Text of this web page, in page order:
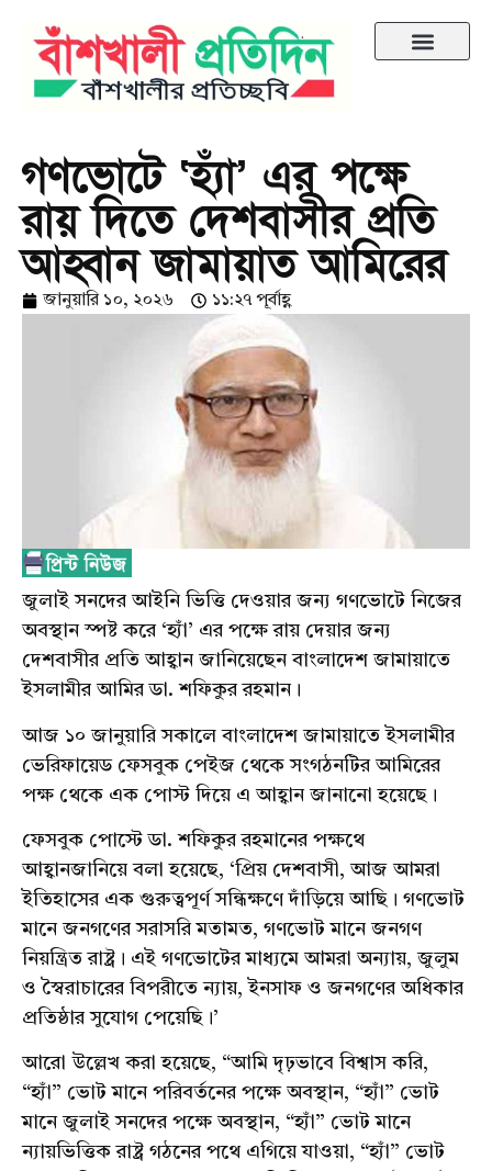
গণভোটে ‘হ্যাঁ’ এর পক্ষে
রায় দিতে দেশবাসীর প্রতি
আহ্বান জামায়াত আমিরের
জানুয়ারি ১০, ২০২৬ ১১:২৭ পূর্বাহ্ণ
জুলাই সনদের আইনি ভিত্তি দেওয়ার জন্য গণভোটে নিজের
অবস্থান স্পষ্ট করে ‘হ্যাঁ’ এর পক্ষে রায় দেয়ার জন্য
দেশবাসীর প্রতি আহ্বান জানিয়েছেন বাংলাদেশ জামায়াতে
ইসলামীর আমির ডা. শফিকুর রহমান।
আজ ১০ জানুয়ারি সকালে বাংলাদেশ জামায়াতে ইসলামীর
ভেরিফায়েড ফেসবুক পেইজ থেকে সংগঠনটির আমিরের
পক্ষ থেকে এক পোস্ট দিয়ে এ আহ্বান জানানো হয়েছে।
ফেসবুক পোস্টে ডা. শফিকুর রহমানের পক্ষথে
আহ্বানজানিয়ে বলা হয়েছে, ‘প্রিয় দেশবাসী, আজ আমরা
ইতিহাসের এক গুরুত্বপূর্ণ সন্ধিক্ষণে দাঁড়িয়ে আছি। গণভোট
মানে জনগণের সরাসরি মতামত, গণভোট মানে জনগণ
নিয়ন্ত্রিত রাষ্ট্র। এই গণভোটের মাধ্যমে আমরা অন্যায়, জুলুম
ও স্বৈরাচারের বিপরীতে ন্যায়, ইনসাফ ও জনগণের অধিকার
প্রতিষ্ঠার সুযোগ পেয়েছি।’
আরো উল্লেখ করা হয়েছে, “আমি দৃঢ়ভাবে বিশ্বাস করি,
“হ্যাঁ” ভোট মানে পরিবর্তনের পক্ষে অবস্থান, “হ্যাঁ” ভোট
মানে জুলাই সনদের পক্ষে অবস্থান, “হ্যাঁ” ভোট মানে
ন্যায়ভিত্তিক রাষ্ট্র গঠনের পথে এগিয়ে যাওয়া, “হ্যাঁ” ভোট